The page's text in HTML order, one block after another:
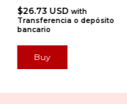
$26.73 USDwith
Transferencia o depósito
bancario